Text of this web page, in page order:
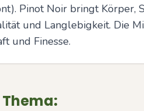
Pinot Noir bringt Körper,
und Langlebigkeit. Die
und Finesse.